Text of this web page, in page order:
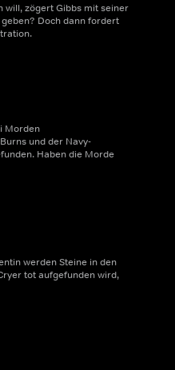
will, zögert Gibbs mit seiner
Doch dann fordert
Morden
und der Navy-
Haben die Morde
werden Steine in den
tot aufgefunden wird,